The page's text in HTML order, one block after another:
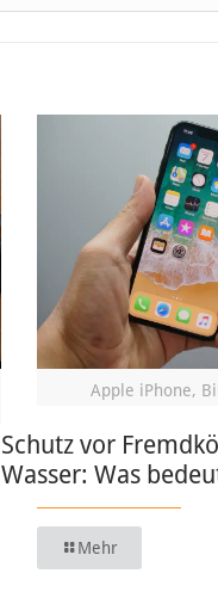
Apple iPhone,
Schutz vor
Wasser: Was
Mehr